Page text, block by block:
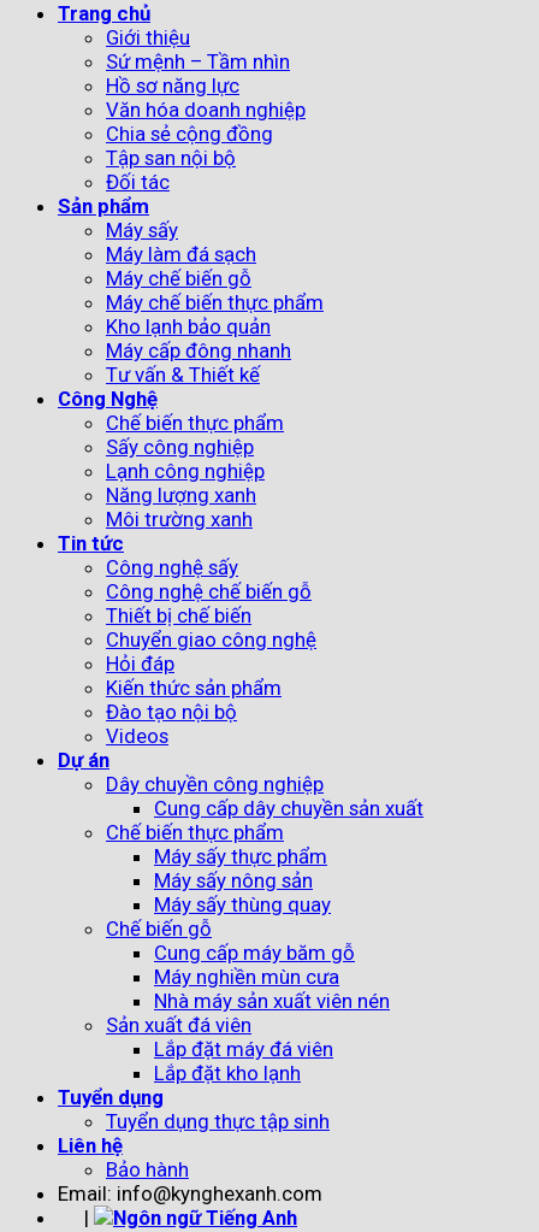
Trang chủ
Giới thiệu
Sứ mệnh – Tầm nhìn
Hồ sơ năng lực
Văn hóa doanh nghiệp
Chia sẻ cộng đồng
Tập san nội bộ
Đối tác
Sản phẩm
Máy sấy
Máy làm đá sạch
Máy chế biến gỗ
Máy chế biến thực phẩm
Kho lạnh bảo quản
Máy cấp đông nhanh
Tư vấn & Thiết kế
Công Nghệ
Chế biến thực phẩm
Sấy công nghiệp
Lạnh công nghiệp
Năng lượng xanh
Môi trường xanh
Tin tức
Công nghệ sấy
Công nghệ chế biến gỗ
Thiết bị chế biến
Chuyển giao công nghệ
Hỏi đáp
Kiến thức sản phẩm
Đào tạo nội bộ
Videos
Dự án
Dây chuyền công nghiệp
Cung cấp dây chuyền sản xuất
Chế biến thực phẩm
Máy sấy thực phẩm
Máy sấy nông sản
Máy sấy thùng quay
Chế biến gỗ
Cung cấp máy băm gỗ
Máy nghiền mùn cưa
Nhà máy sản xuất viên nén
Sản xuất đá viên
Lắp đặt máy đá viên
Lắp đặt kho lạnh
Tuyển dụng
Tuyển dụng thực tập sinh
Liên hệ
Bảo hành
Email: info@kynghexanh.com
|